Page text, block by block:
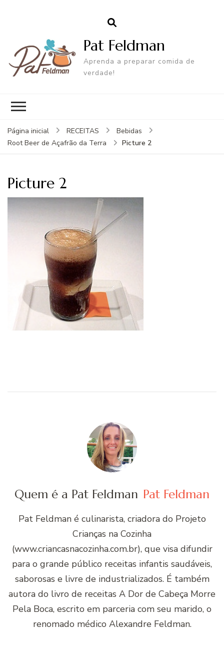
Pat Feldman
Aprenda a preparar comida de
verdade!
Página inicial RECEITAS
Bebidas
Root Beer de Açafrão da Terra
Picture 2
Picture 2
Quem é a Pat Feldman Pat Feldman
Pat Feldman é culinarista, criadora do Projeto
Crianças na Cozinha
(www.criancasnacozinha.com.br), que visa difundir
para o grande público receitas infantis saudáveis,
saborosas e livre de industrializados. É também
autora do livro de receitas A Dor de Cabeça Morre
Pela Boca, escrito em parceria com seu marido, o
renomado médico Alexandre Feldman.